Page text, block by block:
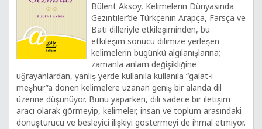
Bülent Aksoy, Kelimelerin Dünyasında
Gezintiler’de Türkçenin Arapça, Farsça ve
Batı dilleriyle etkileşiminden, bu
etkileşim sonucu dilimize yerleşen
kelimelerin bugünkü algılanışlarına;
zamanla anlam değişikliğine
uğrayanlardan, yanlış yerde kullanıla kullanıla “galat-ı
meşhur”a dönen kelimelere uzanan geniş bir alanda dil
üzerine düşünüyor. Bunu yaparken, dili sadece bir iletişim
aracı olarak görmeyip, kelimeler, insan ve toplum arasındaki
dönüştürücü ve besleyici ilişkiyi göstermeyi de ihmal etmiyor.